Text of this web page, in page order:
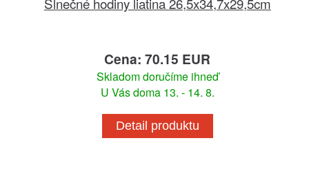
Cena: 70.15 EUR
Skladom doručíme ihneď
U Vás doma 13. - 14. 8.
Detail produktu